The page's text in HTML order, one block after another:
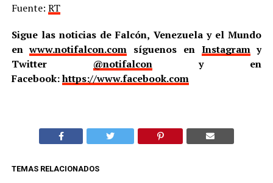
Fuente: RT
Sigue las noticias de Falcón, Venezuela y el Mundo
enwww.notifalcon.com síguenos en Instagramy
Twitter @notifalcony en
Facebook:https://www.facebook.com
TEMAS RELACIONADOS